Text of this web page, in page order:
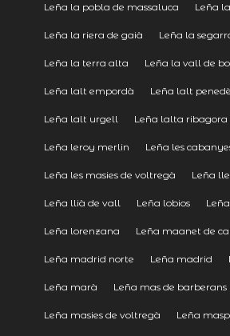
Leña la pobla de massaluca Leña
Leña la riera de gaià Leña la
Leña la terra alta Leña la vall de
Leña lalt empordà Leña lalt
Leña lalt urgell Leña lalta ribagora
Leña leroy merlin Leña les
Leña les masies de voltregà Leña
Leña llià de vall Leña lobios
Leña lorenzana Leña maanet de
Leña madrid norte Leña madrid
Leña marà Leña mas de barberans
Leña masies de voltregà Leña